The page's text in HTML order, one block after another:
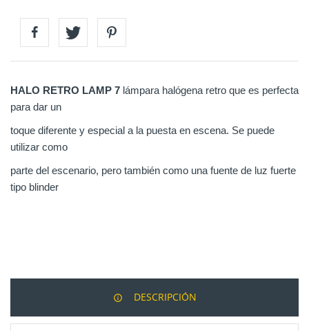
HALO RETRO LAMP 7 lámpara halógena retro que es perfecta
para dar un
toque diferente y especial a la puesta en escena. Se puede
utilizar como
parte del escenario, pero también como una fuente de luz fuerte
tipo blinder
DESCRIPCIÓN